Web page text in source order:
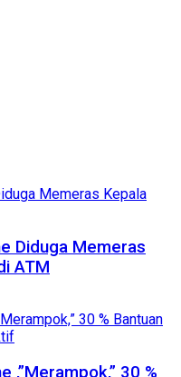
Diduga Memeras
ATM
,”Merampok,” 30 %